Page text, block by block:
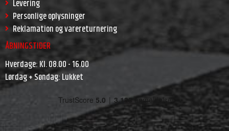
Levering
Personlige oplysninger
Reklamation og varereturnering
ÅBNINGSTIDER
Hverdage: Kl. 08.00 - 16.00
Lørdag + Søndag: Lukket